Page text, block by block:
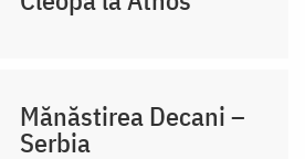
Mănăstirea Decani –
Serbia